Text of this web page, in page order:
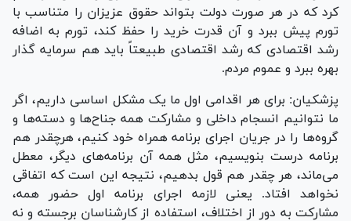
کرد که در هر صورت دولت بتواند حقوق عزیزان را متناسب با
تورم پیش ببرد و آن قدرت خرید را حفظ کند، تورم به اضافه
رشد اقتصادی که رشد اقتصادی طبیعتاً باید هم سرمایه گذار
بهره ببرد و عموم مردم.
پزشکیان: برای هر اقدامی اول ما یک مشکل اساسی داریم، اگر
ما نتوانیم انسجام داخلی و مشارکت همه جناح‌ها و دسته‌ها و
گروه‌ها را در جریان اجرای برنامه همراه خود کنیم، هرچقدر هم
برنامه درست بنویسیم، مثل همه آن برنامه‌های دیگر، معطل
می‌ماند، هر چقدر هم قول بدهیم، نتیجه این است که اتفاقی
نخواهد افتاد. یعنی لازمه اجرای برنامه اول حضور همه،
مشارکت به دور از اختلاف، استفاده از کارشناسان برجسته و نه